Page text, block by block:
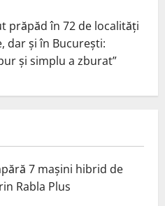
prăpăd în 72 de localități
dar și în București:
și simplu a zburat”
7 mașini hibrid de
Rabla Plus